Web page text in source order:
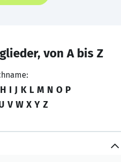
von A bis Z
H I J K L M N O P
V W X Y Z